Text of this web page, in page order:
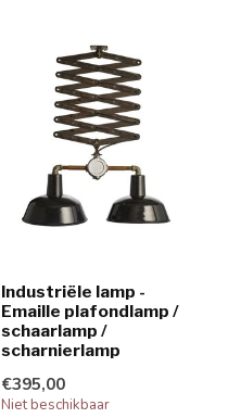
Industriële lamp -
Emaille plafondlamp /
schaarlamp /
scharnierlamp
€395,00
Niet beschikbaar